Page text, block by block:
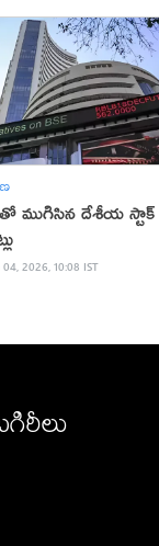
ముగిసిన దేశీయ స్టాక్
2026, 10:08 IST